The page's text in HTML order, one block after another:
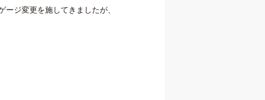
ジ変更を施してきましたが、